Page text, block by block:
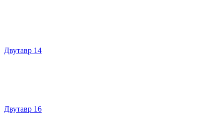
Двутавр 14
Двутавр 16